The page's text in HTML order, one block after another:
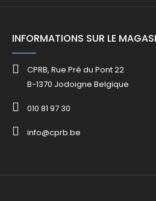
INFORMATIONS SUR LE
CPRB, Rue Pré du Pont 22
B-1370 Jodoigne Belgique
010 81 97 30
info@cprb.be